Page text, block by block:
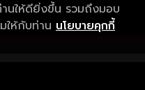
านให้ดียิ่งขึ้น รวมถึงมอบ
ให้กับท่าน นโยบายคุกกี้